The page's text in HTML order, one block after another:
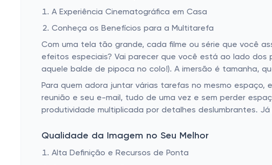
Portable Air Conditioners
Lens Hoods
Laptop Hard-Shell Cases
Window Air Conditioners
Video Conferencing
SSD External
Ice Makers
A Experiência Cinematográfica em Casa
Conheça os Benefícios para a Multitarefa
Com uma tela tão grande, cada filme ou série que você
efeitos especiais? Vai parecer que você está ao lado
aquele balde de pipoca no colo!). A imersão é tamanha,
Para quem adora juntar várias tarefas no mesmo
reunião e seu e-mail, tudo de uma vez e sem perder
produtividade multiplicada por detalhes deslumbrantes.
Qualidade da Imagem no Seu Melhor
Alta Definição e Recursos de Ponta